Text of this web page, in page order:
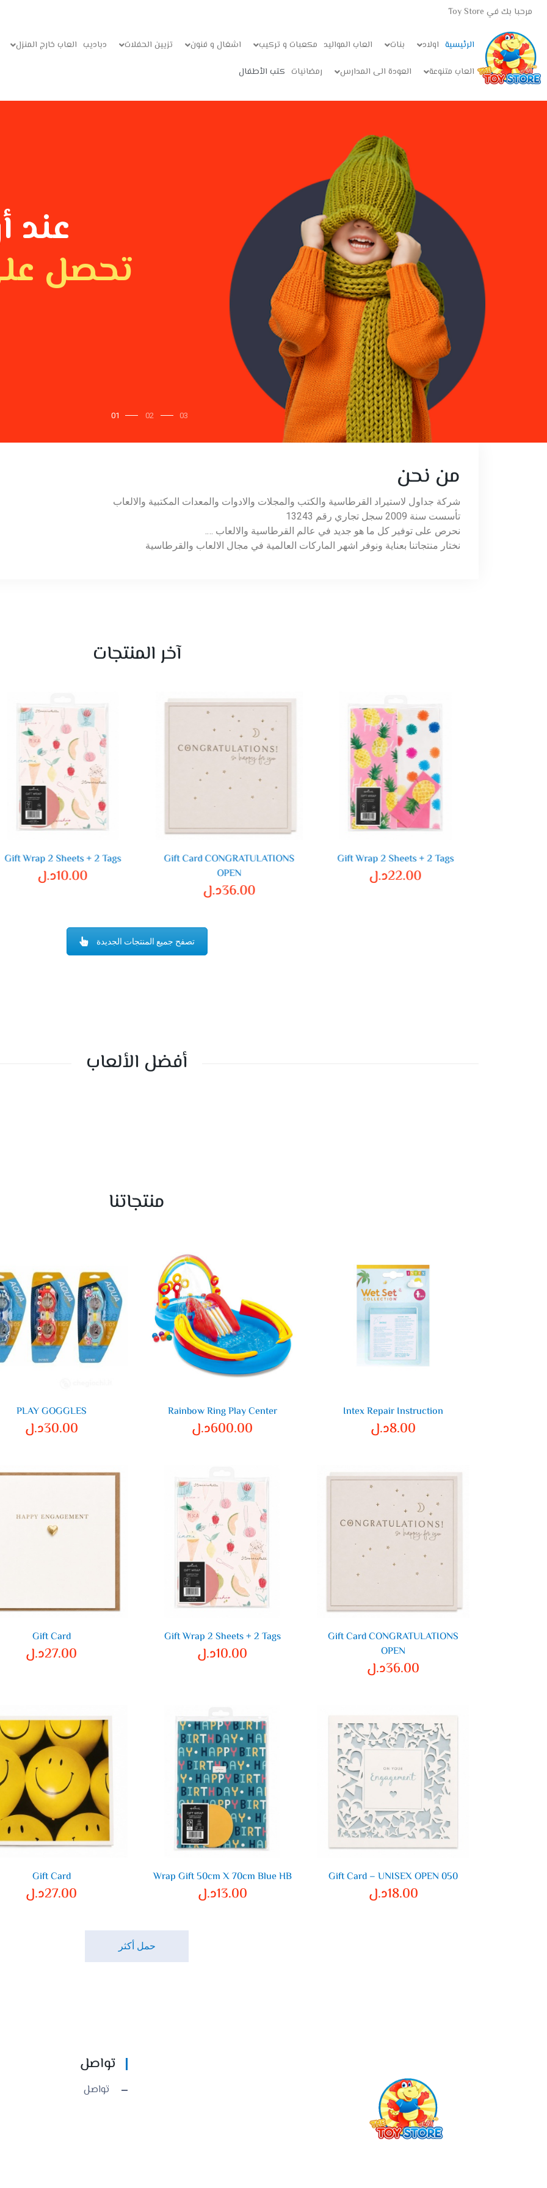
مرحبا بك في Toy Store
الرئيسية اولاد بنات العاب المواليد مكعبات و تركيب اشغال و فنون تزيين الحفلات دباديب العاب خارج المنزل
العاب متنوعة
العودة الى المدارس رمضانيات كتب الأطفال
01
تحصل
02
عند
03
من نحن
شركة جداول لاستيراد القرطاسية والكتب والمجلات والادوات والمعدات المكتبية والالعاب
تأسست سنة 2009 سجل تجاري رقم 13243
نحرص على توفير كل ما هو جديد في عالم القرطاسية والالعاب ….
نختار منتجاتنا بعناية ونوفر اشهر الماركات العالمية في مجال الالعاب والقرطاسية
آخر المنتجات
Gift Wrap 2 Sheets + 2 Tags
22.00د.ل
Gift Card CONGRATULATIONS
OPEN
36.00د.ل
Gift Wrap 2 Sheets + 2 Tags
10.00د.ل
تصفح جميع المنتجات الجديدة
أفضل الألعاب
منتجاتنا
Intex Repair Instruction
8.00د.ل
Rainbow Ring Play Center
600.00د.ل
PLAY GOGGLES
30.00د.ل
Gift Card CONGRATULATIONS
OPEN
36.00د.ل
Gift Wrap 2 Sheets + 2 Tags
10.00د.ل
Gift Card
27.00د.ل
Gift Card – UNISEX OPEN 050
18.00د.ل
Wrap Gift 50cm X 70cm Blue HB
13.00د.ل
Gift Card
27.00د.ل
حمل أكثر
تواصل
تواصل